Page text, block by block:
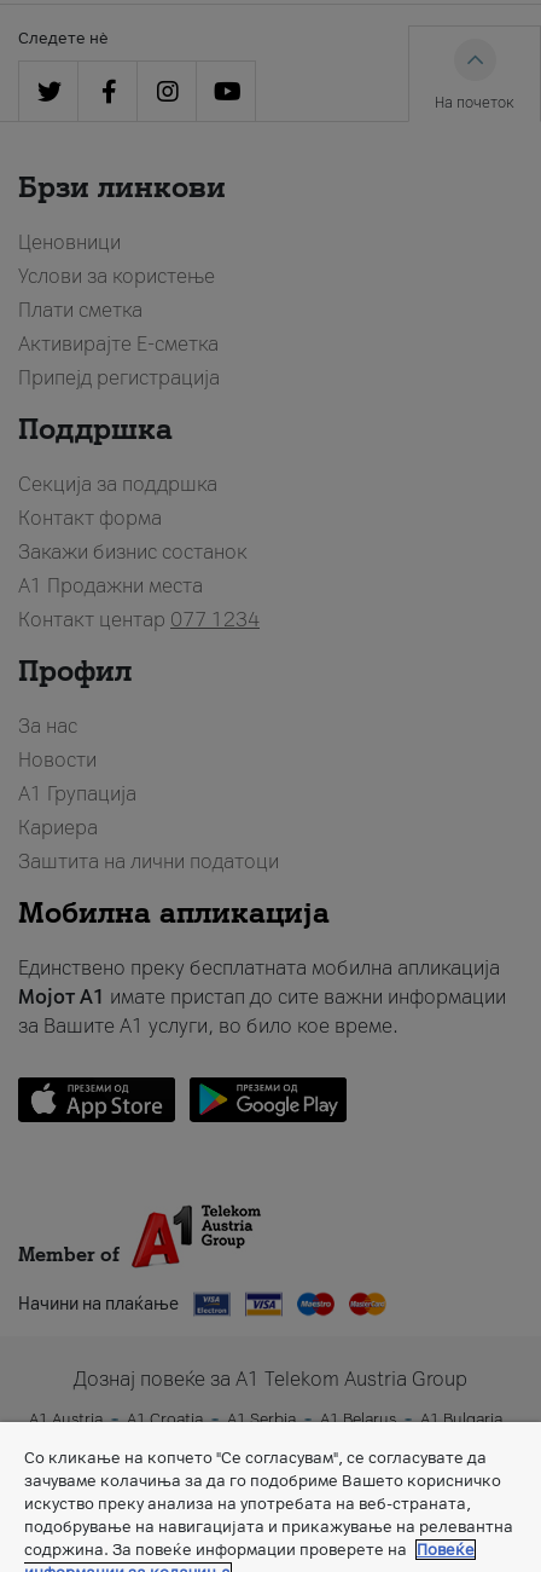
Следете нè
На почеток
Брзи линкови
Ценовници
Услови за користење
Плати сметка
Активирајте Е-сметка
Припејд регистрација
Поддршка
Секција за поддршка
Контакт форма
Закажи бизнис состанок
A1 Продажни места
Контакт центар 077 1234
Профил
За нас
Новости
А1 Групација
Кариера
Заштита на лични податоци
Мобилна апликација
Единствено преку бесплатната мобилна апликација
Мојот A1 имате пристап до сите важни информации
за Вашите A1 услуги, во било кое време.
Member of
Начини на плаќање
Дознај повеќе за A1 Telekom Austria Group
A1 Austria A1 Croatia A1 Serbia A1 Belarus
A1 Bulgaria
Со кликање на копчето "Се согласувам", се согласувате да
зачуваме колачиња за да го подобриме Вашето корисничко
искуство преку анализа на употребата на веб-страната,
подобрување на навигацијата и прикажување на релевантна
содржина. За повеќе информации проверете на
Повеќе